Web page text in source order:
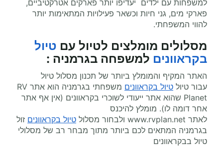
למשפחות עם ילדים יעדיפו יותר פארקים אטרקטיביים,
פארקי מים, גני חיות וכשאר פעילויות המתאימות יותר
להווי המשפחתי.
מסלולים מומלצים לטיול עם טיול
בקראוונים למשפחה בגרמניה :
האתר המקיף והמומלץ ביותר של תכנון מסלול טיול
עבור טיול טיול בקראוונים משפחתי בגרמניה הוא אתר RV
Planet שהוא אתר ייעודי לשוכרי בקראוונים (אין אף אתר
אחר דומה לו). מומלץ להיכנס
לאתר www.rvplan.net ולבחור מסלול טיול בקראוונים זול
בגרמניה המתאים לכם ביותר מתוך מבחר רב של מסלולי
טיול בבקראוונים